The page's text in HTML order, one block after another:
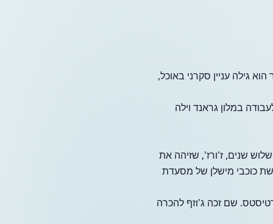
גילה עניין סקרני באוכל,
במלון גראנד וילה
שנים, ז'ורז', שזיהה את
כוכבי מישלן של מסעדת
שם זכה ג'וזף להכרה